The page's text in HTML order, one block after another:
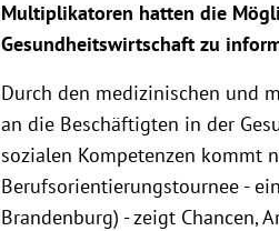
Multiplikatoren hatten die
Gesundheitswirtschaft zu
Durch den medizinischen und
an die Beschäftigten in der
sozialen Kompetenzen kommt
Berufsorientierungstournee -
Brandenburg) - zeigt Chancen,